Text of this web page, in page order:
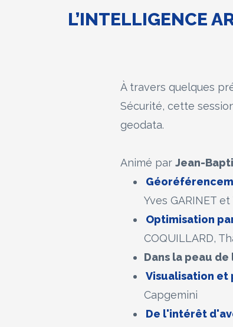
L’INTELLIGENCE
À travers quelques
Sécurité, cette
geodata.
Animé par Jean-
Yves GARINET
Optimisation
COQUILLARD,
Dans la peau
Visualisation et
Capgemini
De l'intérêt